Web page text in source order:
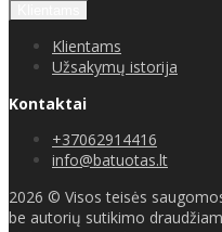
Klientams
Užsakymų istorija
Kontaktai
+37062914416
info@batuotas.lt
2026 © Visos teisės
be autorių sutikimo